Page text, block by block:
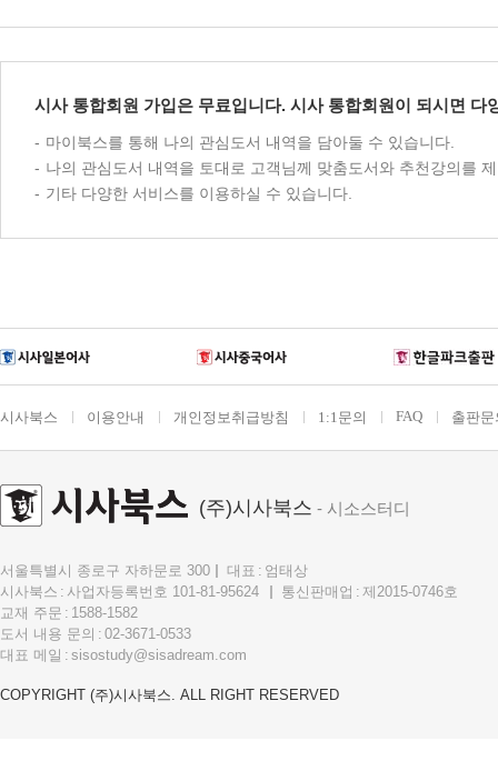
시사 통합회원 가입은 무료입니다. 시사 통합회원이 되시면 다
마이북스를 통해 나의 관심도서 내역을 담아둘 수 있습니다.
나의 관심도서 내역을 토대로 고객님께 맞춤도서와 추천강의를
기타 다양한 서비스를 이용하실 수 있습니다.
시사북스 이용안내 개인정보취급방침 1:1문의 FAQ 출판문
(주)시사북스 - 시소스터디
서울특별시 종로구 자하문로 300 대표
엄태상
시사북스
사업자등록번호 101-81-95624 통신판매업
제2015-0746호
교재 주문
1588-1582
도서 내용 문의
02-3671-0533
대표 메일
sisostudy@sisadream.com
COPYRIGHT (주)시사북스. ALL RIGHT RESERVED